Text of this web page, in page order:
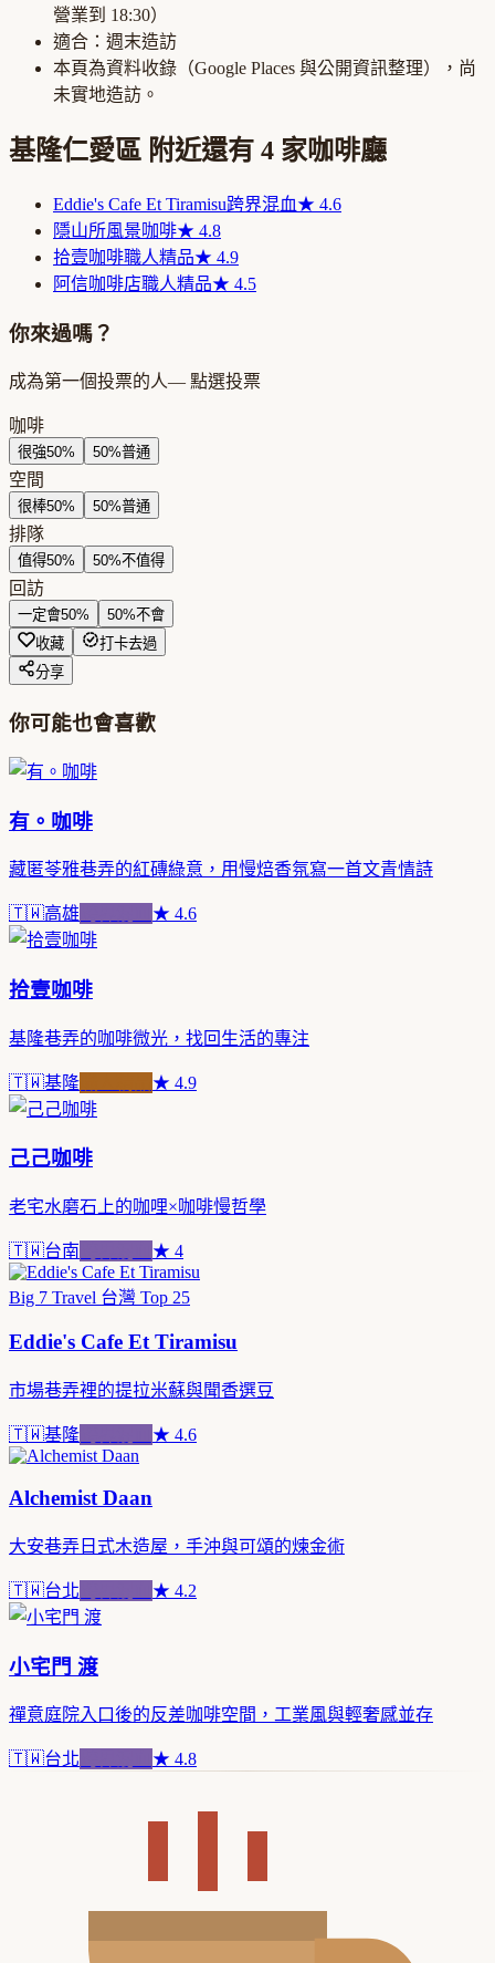
營業到 18:30）
適合： 週末造訪
本頁為資料收錄（Google Places 與公開資訊整理），尚
未實地造訪。
基隆仁愛區 附近還有 4 家咖啡廳
Eddie's Cafe Et Tiramisu跨界混血★ 4.6
隱山所風景咖啡★ 4.8
拾壹咖啡職人精品★ 4.9
阿信咖啡店職人精品★ 4.5
你來過嗎？
成為第一個投票的人— 點選投票
咖啡
很強50% 50%普通
空間
很棒50% 50%普通
排隊
值得50% 50%不值得
回訪
一定會50% 50%不會
收藏
打卡去過
分享
你可能也會喜歡
有。咖啡
藏匿苓雅巷弄的紅磚綠意，用慢焙香氛寫一首文青情詩
🇹🇼高雄 ★ 4.6
拾壹咖啡
基隆巷弄的咖啡微光，找回生活的專注
🇹🇼基隆 ★ 4.9
己己咖啡
老宅水磨石上的咖哩×咖啡慢哲學
🇹🇼台南 ★ 4
Big 7 Travel 台灣 Top 25
Eddie's Cafe Et Tiramisu
市場巷弄裡的提拉米蘇與聞香選豆
🇹🇼基隆 ★ 4.6
Alchemist Daan
大安巷弄日式木造屋，手沖與可頌的煉金術
🇹🇼台北 ★ 4.2
小宅門 渡
禪意庭院入口後的反差咖啡空間，工業風與輕奢感並存
🇹🇼台北 ★ 4.8